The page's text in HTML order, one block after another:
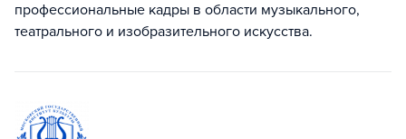
профессиональные кадры в области музыкального,
театрального и изобразительного искусства.